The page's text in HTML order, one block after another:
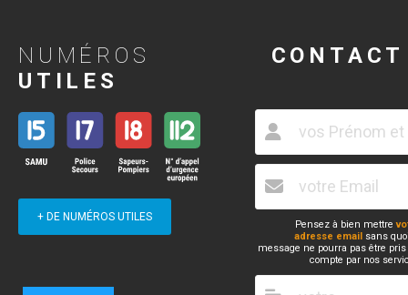
NUMÉROS
UTILES
+ DE NUMÉROS UTILES
CONTACT
Pensez à bien mettre
adresse email sans
message ne pourra pas être
compte par nos